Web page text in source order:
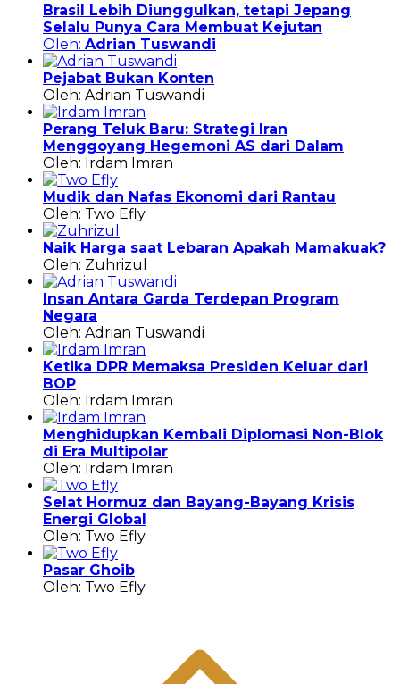
Brasil Lebih Diunggulkan, tetapi Jepang
Selalu Punya Cara Membuat Kejutan
Oleh: Adrian Tuswandi
Pejabat Bukan Konten
Oleh: Adrian Tuswandi
Perang Teluk Baru: Strategi Iran
Menggoyang Hegemoni AS dari Dalam
Oleh: Irdam Imran
Mudik dan Nafas Ekonomi dari Rantau
Oleh: Two Efly
Naik Harga saat Lebaran Apakah Mamakuak?
Oleh: Zuhrizul
Insan Antara Garda Terdepan Program
Negara
Oleh: Adrian Tuswandi
Ketika DPR Memaksa Presiden Keluar dari
BOP
Oleh: Irdam Imran
Menghidupkan Kembali Diplomasi Non-Blok
di Era Multipolar
Oleh: Irdam Imran
Selat Hormuz dan Bayang-Bayang Krisis
Energi Global
Oleh: Two Efly
Pasar Ghoib
Oleh: Two Efly